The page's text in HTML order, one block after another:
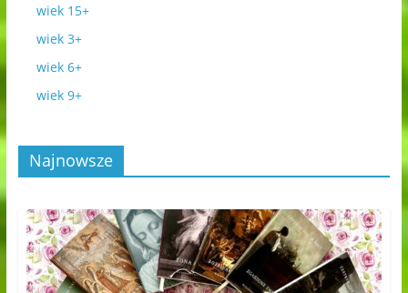
wiek 15+
wiek 3+
wiek 6+
wiek 9+
Najnowsze